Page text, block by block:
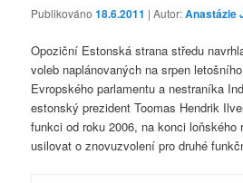
Publikováno18.6.2011 | Autor:Anastázie
Opoziční Estonská strana středu
voleb naplánovaných na srpen
Evropského parlamentu a nestraníka
estonský prezident Toomas Hendrik
funkci od roku 2006, na konci loňského
usilovat o znovuzvolení pro druhé